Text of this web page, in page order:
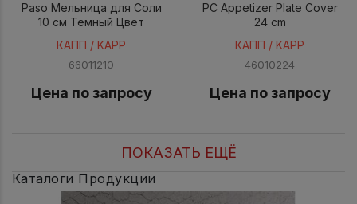
Paso Мельница для Соли
10 см Темный Цвет
КАПП / KAPP
66011210
Цена по запросу
PC Appetizer Plate Cover
24 cm
КАПП / KAPP
46010224
Цена по запросу
ПОКАЗАТЬ ЕЩЁ
Каталоги Продукции